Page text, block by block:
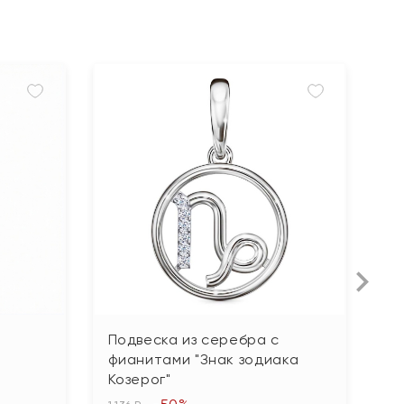
Подвеска из серебра с
фианитами "Знак зодиака
Козерог"